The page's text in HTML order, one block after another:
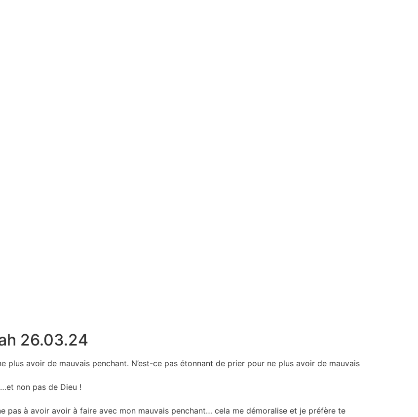
26.03.24
plus avoir de mauvais penchant. N’est-ce pas étonnant de prier pour ne plus avoir de mauvais
non pas de Dieu !
pas à avoir avoir à faire avec mon mauvais penchant… cela me démoralise et je préfère te